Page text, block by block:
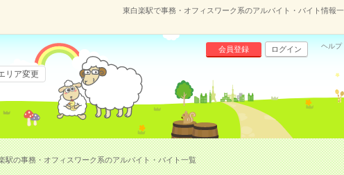
東白楽駅で事務・オフィスワーク系のアルバイト・バイト情報
会員登録 ログイン ヘルプ
リア変更
駅の事務・オフィスワーク系のアルバイト・バイト一覧